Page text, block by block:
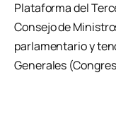
Plataforma del
Consejo de
parlamentario y
Generales